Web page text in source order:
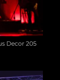
Decor 205